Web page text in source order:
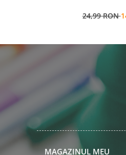
24,99 RON
MAGAZINUL MEU